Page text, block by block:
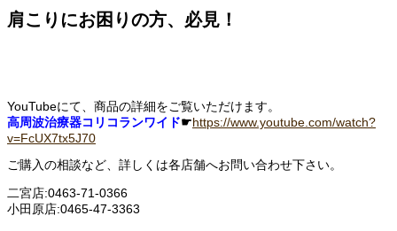
肩こりにお困りの方、必見！
YouTubeにて、商品の詳細をご覧いただけます。
高周波治療器コリコランワイド☛https://www.youtube.com/watch?
v=FcUX7tx5J70
ご購入の相談など、詳しくは各店舗へお問い合わせ下さい。
二宮店:0463-71-0366
小田原店:0465-47-3363